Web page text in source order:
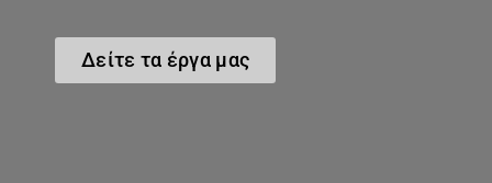
Δείτε τα έργα μας